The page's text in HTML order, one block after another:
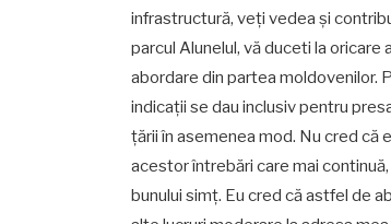
infrastructură, veți vedea și
parcul Alunelul, vă duceti la
abordare din partea moldovenilor.
indicații se dau inclusiv pentru
țării în asemenea mod. Nu cred că
acestor întrebări care mai
bunului simț. Eu cred că astfel de